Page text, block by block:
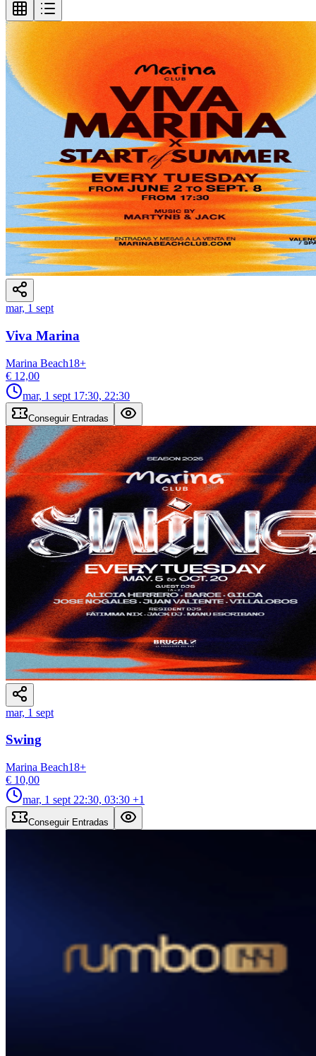
mar, 1 sept
Viva Marina
Marina Beach18+
€ 12,00
mar, 1 sept 17:30, 22:30
Conseguir Entradas
mar, 1 sept
Swing
Marina Beach18+
€ 10,00
mar, 1 sept 22:30, 03:30 +1
Conseguir Entradas